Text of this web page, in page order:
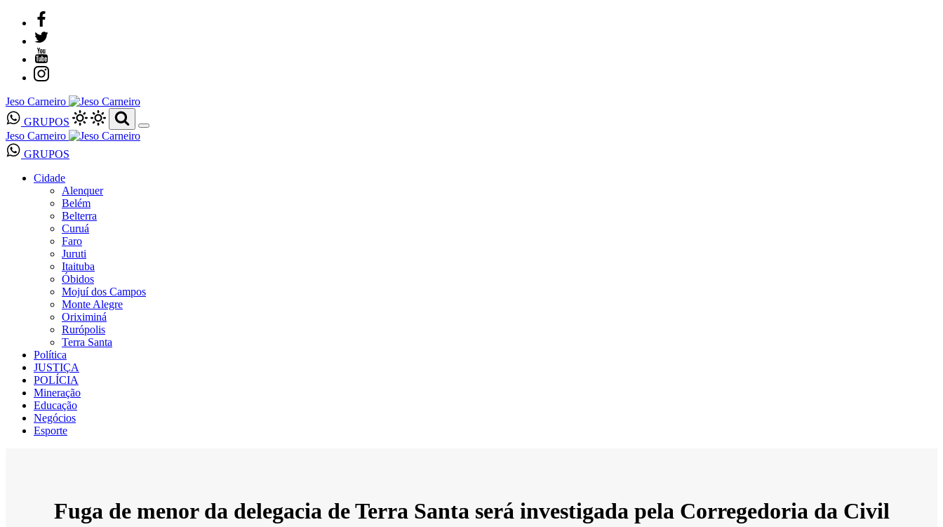
Jeso Carneiro
GRUPOS
Jeso Carneiro
GRUPOS
Cidade
Alenquer
Belém
Belterra
Curuá
Faro
Juruti
Itaituba
Óbidos
Mojuí dos Campos
Monte Alegre
Oriximiná
Rurópolis
Terra Santa
Política
JUSTIÇA
POLÍCIA
Mineração
Educação
Negócios
Esporte
Fuga de menor da delegacia de Terra Santa será investigada pela Corregedoria da Civil